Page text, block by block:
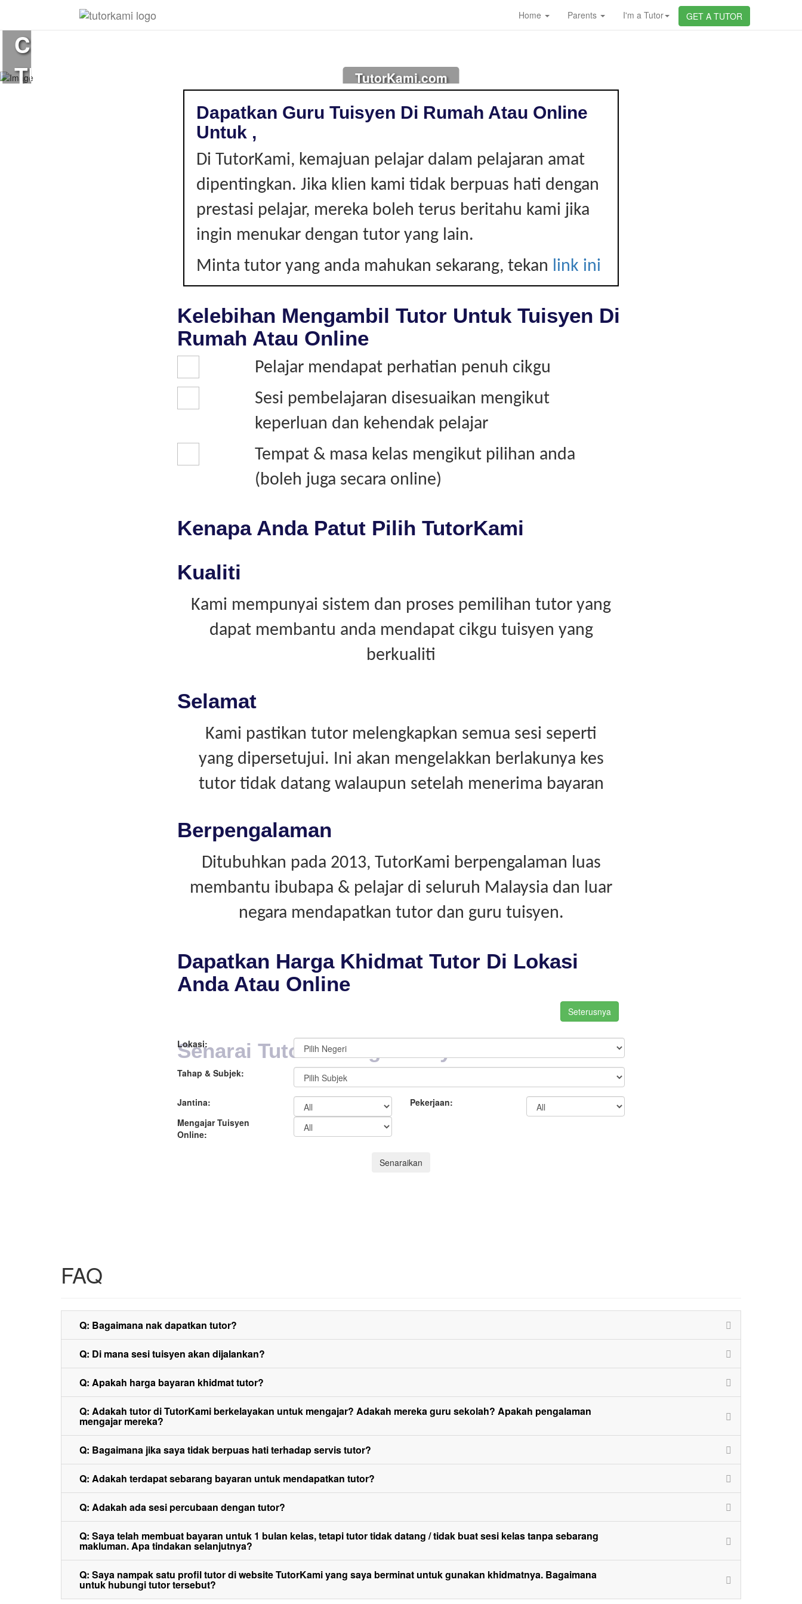
Home Parents I'm a Tutor GET A TUTOR
CIKGU
TUISYEN
TutorKami.com
Dapatkan Guru Tuisyen Di Rumah Atau Online
Untuk ,
Di TutorKami, kemajuan pelajar dalam pelajaran amat
dipentingkan. Jika klien kami tidak berpuas hati dengan
prestasi pelajar, mereka boleh terus beritahu kami jika
ingin menukar dengan tutor yang lain.
Minta tutor yang anda mahukan sekarang, tekan link ini
Kelebihan Mengambil Tutor Untuk Tuisyen Di
Rumah Atau Online
Pelajar mendapat perhatian penuh cikgu
Sesi pembelajaran disesuaikan mengikut
keperluan dan kehendak pelajar
Tempat & masa kelas mengikut pilihan anda
(boleh juga secara online)
Kenapa Anda Patut Pilih TutorKami
Kualiti
Kami mempunyai sistem dan proses pemilihan tutor yang
dapat membantu anda mendapat cikgu tuisyen yang
berkualiti
Selamat
Kami pastikan tutor melengkapkan semua sesi seperti
yang dipersetujui. Ini akan mengelakkan berlakunya kes
tutor tidak datang walaupun setelah menerima bayaran
Berpengalaman
Ditubuhkan pada 2013, TutorKami berpengalaman luas
membantu ibubapa & pelajar di seluruh Malaysia dan luar
negara mendapatkan tutor dan guru tuisyen.
Dapatkan Harga Khidmat Tutor Di Lokasi
Anda Atau Online
Senarai Tutor & Cikgu Tuisyen
Lokasi:
Tahap & Subjek:
Jantina:
Pekerjaan:
Mengajar Tuisyen
Online:
Senaraikan
FAQ
Q: Bagaimana nak dapatkan tutor?
Q: Di mana sesi tuisyen akan dijalankan?
Q: Apakah harga bayaran khidmat tutor?
Q: Adakah tutor di TutorKami berkelayakan untuk mengajar? Adakah mereka guru sekolah? Apakah pengalaman
mengajar mereka?
Q: Bagaimana jika saya tidak berpuas hati terhadap servis tutor?
Q: Adakah terdapat sebarang bayaran untuk mendapatkan tutor?
Q: Adakah ada sesi percubaan dengan tutor?
Q: Saya telah membuat bayaran untuk 1 bulan kelas, tetapi tutor tidak datang / tidak buat sesi kelas tanpa sebarang
makluman. Apa tindakan selanjutnya?
Q: Saya nampak satu profil tutor di website TutorKami yang saya berminat untuk gunakan khidmatnya. Bagaimana
untuk hubungi tutor tersebut?